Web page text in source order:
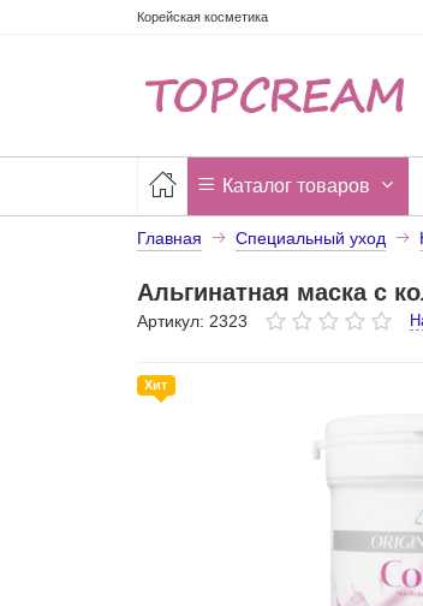
Корейская косметика
Каталог товаров
Главная Специальный уход
Альгинатная маска с
Артикул: 2323
Хит